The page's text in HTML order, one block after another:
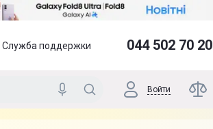
Служба поддержки 044 502 70 20
Войти